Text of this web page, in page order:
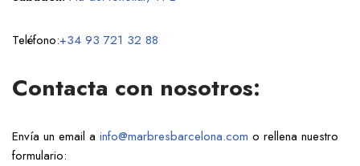
Teléfono:+34 93 721 32 88
Contacta con nosotros:
Envía un email a info@marbresbarcelona.com o rellena nuestro
formulario: